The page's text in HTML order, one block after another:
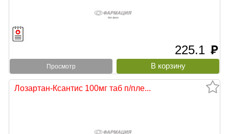
225.1 руб
Просмотр
Лозартан-Ксантис 100мг таб п/пле...